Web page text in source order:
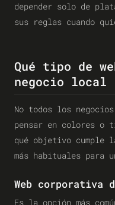
depender solo de
sus reglas cuando
Qué tipo de
negocio local
No todos los
pensar en colores o
qué objetivo cumple
más habituales para
Web corporativa
Es la opción más